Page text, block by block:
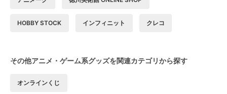
HOBBY STOCK インフィニット クレコ
その他アニメ・ゲーム系グッズを関連カテゴリから探す
オンラインくじ